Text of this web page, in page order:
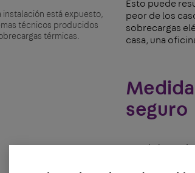
está expuesto,
técnicos producidos
térmicas.
Esto puede
peor de los
sobrecargas
casa, una
seguro
Una de las